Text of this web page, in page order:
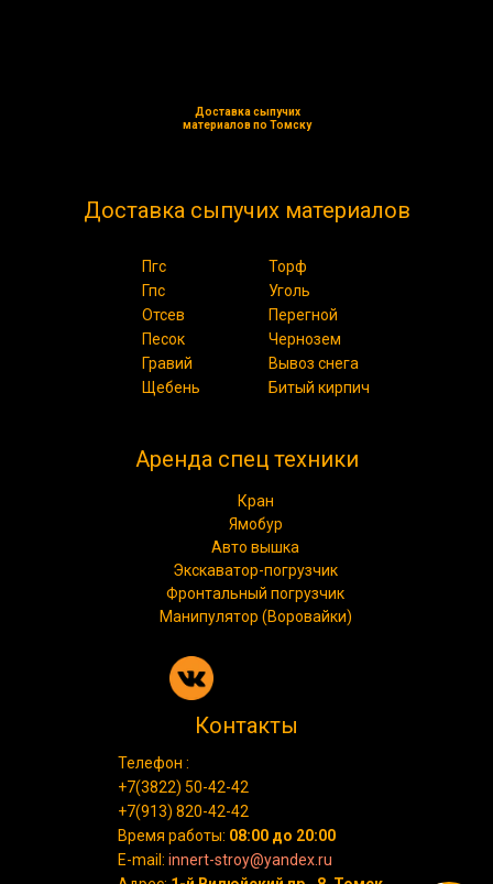
Доставка сыпучих материалов
Аренда спец техники
Контакты
Кран
Ямобур
Авто вышка
Экскаватор-погрузчик
Фронтальный погрузчик
Манипулятор (Воровайки)
Пгс Торф
Доставка сыпучих
материалов по Томску
Гпс
Отсев
Песок
Гравий
Щебень
Уголь
Чернозем
Вывоз снега
Перегной
Битый кирпич
+7(3822) 50-42-42
Телефон :
+7(913) 820-42-42
Время работы: 08:00 до 20:00
E-mail: innert-stroy@yandex.ru